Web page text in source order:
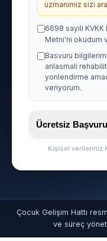
uzmanimiz sizi
6698 sayili KVKK
Metni'ni okudum
Basvuru
anlasmali
yonlendirme
veriyorum.
Ücretsiz
Kişisel verileriniz
Çocuk Gelişim Hattı
ve süreç